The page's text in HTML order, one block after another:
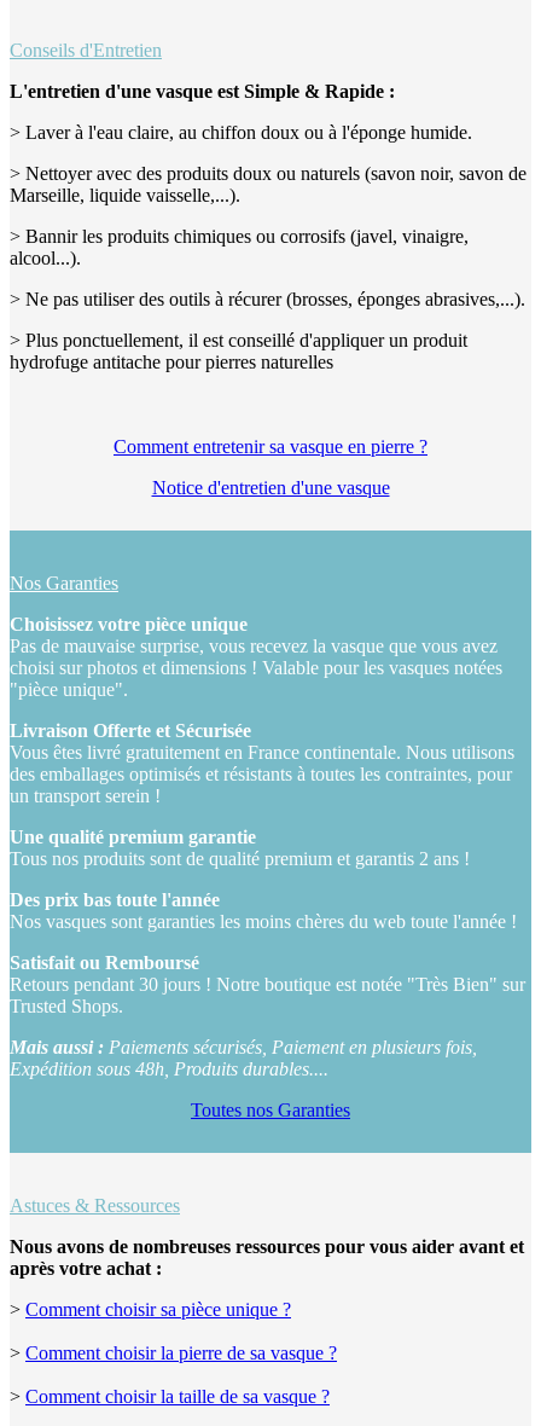
Conseils d'Entretien
L'entretien d'une vasque est Simple & Rapide :
> Laver à l'eau claire, au chiffon doux ou à l'éponge humide.
> Nettoyer avec des produits doux ou naturels (savon noir, savon de
Marseille, liquide vaisselle,...).
> Bannir les produits chimiques ou corrosifs (javel, vinaigre,
alcool...).
> Ne pas utiliser des outils à récurer (brosses, éponges abrasives,...).
> Plus ponctuellement, il est conseillé d'appliquer un produit
hydrofuge antitache pour pierres naturelles
Comment entretenir sa vasque en pierre ?
Notice d'entretien d'une vasque
Nos Garanties
Choisissez votre pièce unique
Pas de mauvaise surprise, vous recevez la vasque que vous avez
choisi sur photos et dimensions ! Valable pour les vasques notées
"pièce unique".
Livraison Offerte et Sécurisée
Vous êtes livré gratuitement en France continentale. Nous utilisons
des emballages optimisés et résistants à toutes les contraintes, pour
un transport serein !
Une qualité premium garantie
Tous nos produits sont de qualité premium et garantis 2 ans !
Des prix bas toute l'année
Nos vasques sont garanties les moins chères du web toute l'année !
Satisfait ou Remboursé
Retours pendant 30 jours ! Notre boutique est notée "Très Bien" sur
Trusted Shops.
Mais aussi : Paiements sécurisés, Paiement en plusieurs fois,
Expédition sous 48h, Produits durables....
Toutes nos Garanties
Astuces & Ressources
Nous avons de nombreuses ressources pour vous aider avant et
après votre achat :
> Comment choisir sa pièce unique ?
> Comment choisir la pierre de sa vasque ?
> Comment choisir la taille de sa vasque ?